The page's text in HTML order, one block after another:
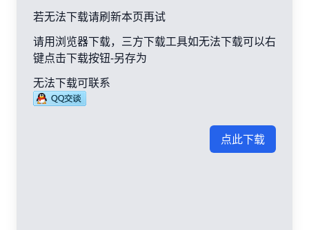
若无法下载请刷新本页再试
请用浏览器下载，三方下载工具如无法下载可以右
键点击下载按钮-另存为
无法下载可联系
点此下载